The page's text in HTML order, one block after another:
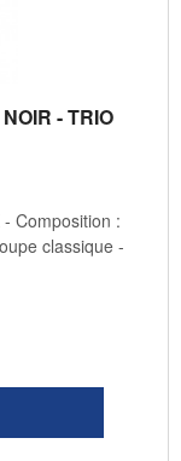
- TRIO
Composition :
classique -